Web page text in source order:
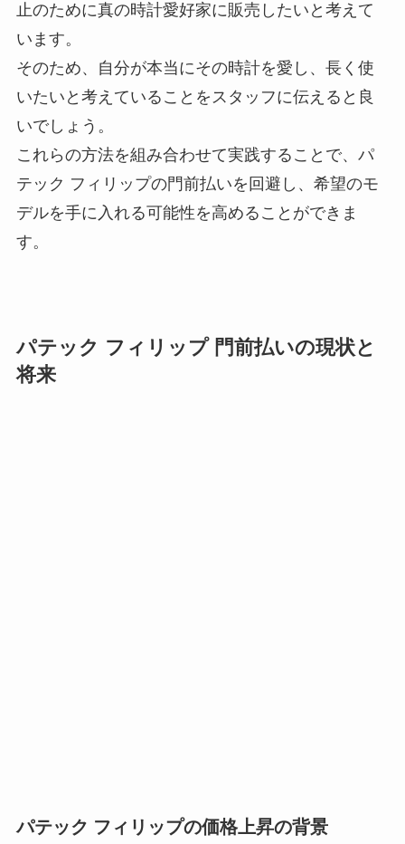
止のために真の時計愛好家に販売したいと考えて
います。
そのため、自分が本当にその時計を愛し、長く使
いたいと考えていることをスタッフに伝えると良
いでしょう。
これらの方法を組み合わせて実践することで、パ
テック フィリップの門前払いを回避し、希望のモ
デルを手に入れる可能性を高めることができま
す。
パテック フィリップ 門前払いの現状と
将来
パテック フィリップの価格上昇の背景